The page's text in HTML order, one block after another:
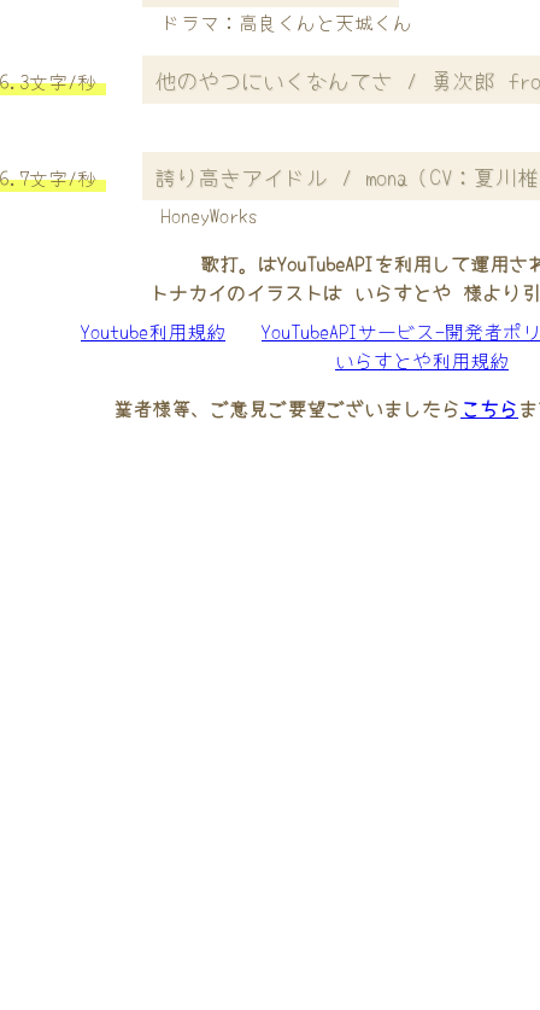
ドラマ：高良くんと天城くん
6.3文字/秒 他のやつにいくなんてさ / 勇次郎
6.7文字/秒 誇り高きアイドル / mona（CV：夏川
HoneyWorks
歌打。はYouTubeAPIを利用して運用さ
トナカイのイラストは いらすとや 様より
Youtube利用規約
YouTubeAPIサービス-開発者ポ
いらすとや利用規約
業者様等、ご意見ご要望ございましたら こちら